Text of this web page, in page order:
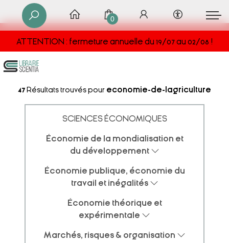
ATTENTION : fermeture annuelle du 19/07 au 02/08 !
0
47 Résultats trouvés pour economie-de-lagriculture
SCIENCES ÉCONOMIQUES
Économie de la mondialisation et
du développement
Économie publique, économie du
travail et inégalités
Économie théorique et
expérimentale
Marchés, risques & organisation